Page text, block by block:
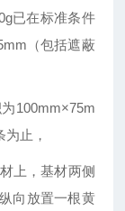
已在标准条件
（包括遮蔽
100mm×75m
止，
上，基材两侧
向放置一根黄